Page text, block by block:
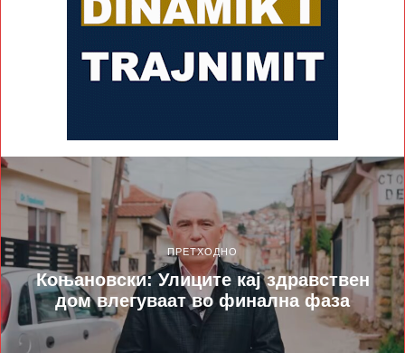
ПРЕТХОДНО
Коњановски: Улиците кај здравствен
дом влегуваат во финална фаза